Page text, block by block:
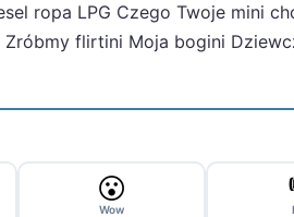
ropa LPG Czego Twoje mini
flirtini Moja bogini
😮
Wow